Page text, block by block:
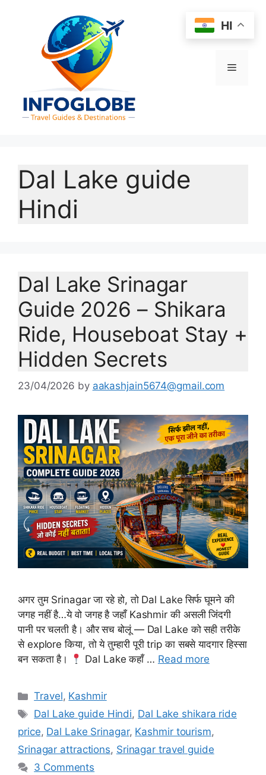
Menu
Dal Lake guide
Hindi
Dal Lake Srinagar
Guide 2026 – Shikara
Ride, Houseboat Stay +
Hidden Secrets
23/04/2026 by aakashjain5674@gmail.com
अगर तुम Srinagar जा रहे हो, तो Dal Lake सिर्फ घूमने की
जगह नहीं है…ये वो जगह है जहाँ Kashmir की असली जिंदगी
पानी पर चलती है। और सच बोलूं — Dal Lake को सही तरीके
से explore किया, तो ये तुम्हारी पूरी trip का सबसे यादगार हिस्सा
बन सकता है।
Dal Lake कहाँ … Read more
Categories
Travel, Kashmir
Tags
Dal Lake guide Hindi, Dal Lake shikara ride
price, Dal Lake Srinagar, Kashmir tourism,
Srinagar attractions, Srinagar travel guide
3 Comments
HI